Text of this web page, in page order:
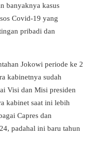
banyaknya kasus
Covid-19 yang
pribadi dan
Jokowi periode ke 2
kabinetnya sudah
Visi dan Misi presiden
kabinet saat ini lebih
Capres dan
padahal ini baru tahun